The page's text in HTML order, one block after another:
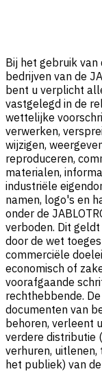
Bij het gebruik
bedrijven van de
bent u verplicht
vastgelegd in de
wettelijke
verwerken,
wijzigen,
reproduceren,
materialen,
industriële
namen, logo's en
onder de
verboden. Dit
door de wet
commerciële
economisch of
voorafgaande
rechthebbende.
documenten van
behoren, verleent
verdere distributie
verhuren,
het publiek) van